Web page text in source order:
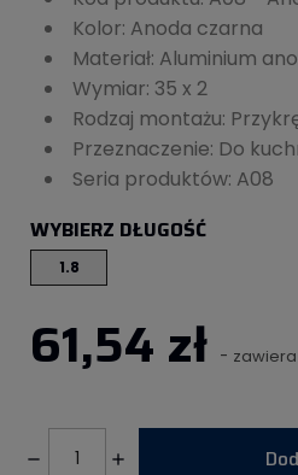
Kolor: Anoda czarna
Materiał: Aluminium
Wymiar: 35 x 2
Rodzaj montażu:
Przeznaczenie: Do
Seria produktów: A08
WYBIERZ DŁUGOŚĆ
1.8
61,54 zł - zawiera